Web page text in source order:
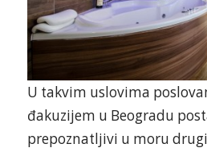
U takvim uslovima
đakuzijem u Beogradu
prepoznatljivi u moru